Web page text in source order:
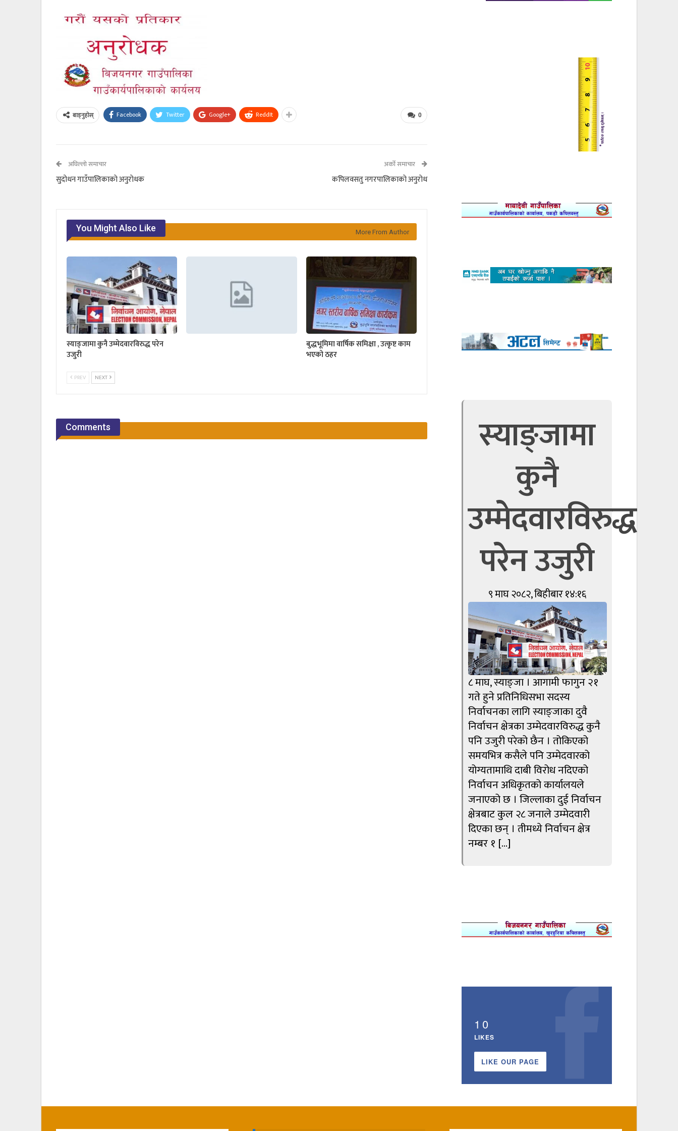
0
बाड्नुहोस् Facebook Twitter Google+ ReddIt
अघिल्लो समाचार
सुदाेधन गाउँपालिकाकाे अनुराेधक
अर्को समाचार
कपिलवसतु नगरपालिकाकाे अनुराेध
You Might Also Like More From Author
स्याङ्जामा कुनै उम्मेदवारविरुद्ध परेन
उजुरी
बुद्धभूमिमा वार्षिक समिक्षा , उत्कृष्ट काम
भएको ठहर
PREV NEXT
Comments स्याङ्जामा
कुनै
उम्मेदवारविरुद्ध
परेन उजुरी
९ माघ २०८२, बिहीबार १४:१६
८ माघ, स्याङ्जा । आगामी फागुन २१
गते हुने प्रतिनिधिसभा सदस्य
निर्वाचनका लागि स्याङ्जाका दुवै
निर्वाचन क्षेत्रका उम्मेदवारविरुद्ध कुनै
पनि उजुरी परेको छैन । तोकिएको
समयभित्र कसैले पनि उम्मेदवारको
योग्यतामाथि दाबी विरोध नदिएको
निर्वाचन अधिकृतको कार्यालयले
जनाएको छ । जिल्लाका दुई निर्वाचन
क्षेत्रबाट कुल २८ जनाले उम्मेदवारी
दिएका छन् । तीमध्ये निर्वाचन क्षेत्र
नम्बर १ […]
10
LIKES
LIKE OUR PAGE